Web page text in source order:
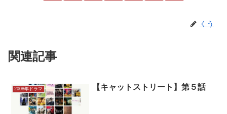
くう
関連記事
2008年ドラマ 【キャットストリート】第５話